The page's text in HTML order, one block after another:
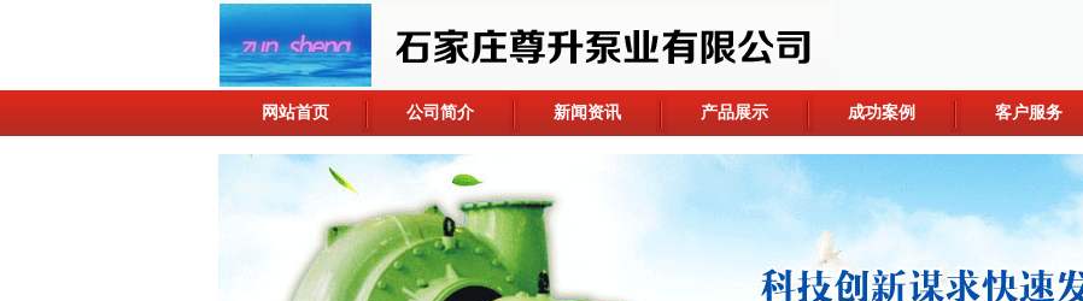
网站首页 公司简介 新闻资讯 产品展示 成功案例 客户服务